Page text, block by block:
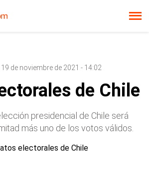
19 de noviembre de 2021 - 14:02
de Chile
presidencial de Chile será
más uno de los votos válidos.